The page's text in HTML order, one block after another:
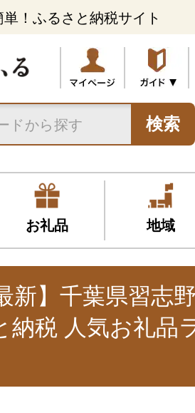
！ふるさと納税サイト
検索
お礼品 地域
新】千葉県習志
納税 人気お礼品